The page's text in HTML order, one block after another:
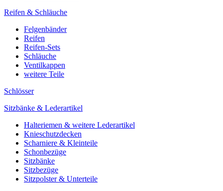
Reifen & Schläuche
Felgenbänder
Reifen
Reifen-Sets
Schläuche
Ventilkappen
weitere Teile
Schlösser
Sitzbänke & Lederartikel
Halteriemen & weitere Lederartikel
Knieschutzdecken
Scharniere & Kleinteile
Schonbezüge
Sitzbänke
Sitzbezüge
Sitzpolster & Unterteile